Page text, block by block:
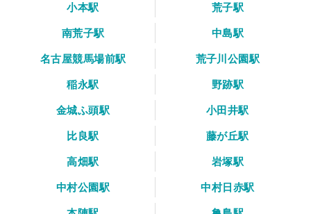
小本駅
荒子駅
南荒子駅
中島駅
名古屋競馬場前駅
荒子川公園駅
稲永駅
野跡駅
金城ふ頭駅
小田井駅
比良駅
藤が丘駅
高畑駅
岩塚駅
中村公園駅
中村日赤駅